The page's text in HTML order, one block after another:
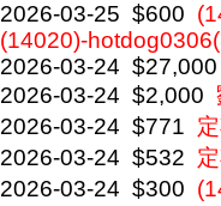
2026-03-25 $600
(14020)-
2026-03-24 $27,000
2026-03-24 $2,000
2026-03-24 $771
2026-03-24 $532
2026-03-24 $300